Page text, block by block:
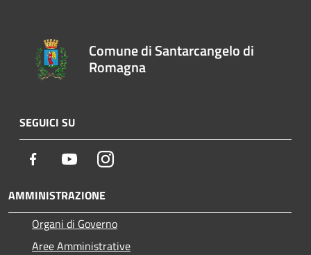
Comune di Santarcangelo di
Romagna
SEGUICI SU
Facebook YoutubeInstagram
AMMINISTRAZIONE
Organi di Governo
Aree Amministrative